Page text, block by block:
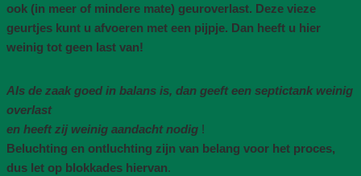
ook (in meer of mindere mate) geuroverlast. Deze vieze
geurtjes kunt u afvoeren met een pijpje. Dan heeft u hier
weinig tot geen last van!
Als de zaak goed in balans is, dan geeft een septictank weinig
overlast
en heeft zij weinig aandacht nodig !
Beluchting en ontluchting zijn van belang voor het proces,
dus let op blokkades hiervan.